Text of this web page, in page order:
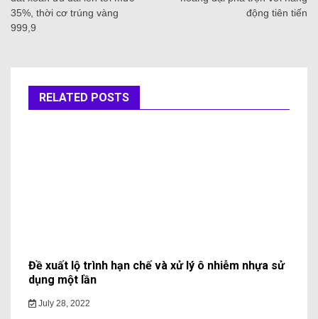
35%, thời cơ trúng vàng
999,9
động tiên tiến
RELATED POSTS
Đề xuất lộ trình hạn chế và xử lý ô nhiễm nhựa sử
dụng một lần
July 28, 2022